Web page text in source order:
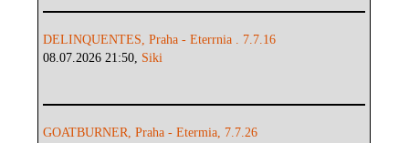
DELINQUENTES, Praha - Eterrnia . 7.7.16
08.07.2026 21:50, Siki
GOATBURNER, Praha - Etermia, 7.7.26